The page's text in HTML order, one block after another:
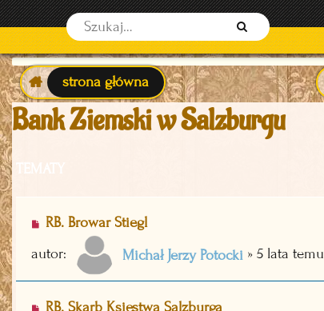
z
u
k
a
strona główna
Bank Ziemski w Salzburgu
TEMATY
RB. Browar Stiegl
autor:
Michał Jerzy Potocki » 5 lata temu
RB. Skarb Księstwa Salzburga